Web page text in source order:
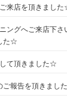
来店を頂きまし
ングへご来店下さ
た☆
て頂きました☆
ご報告を頂きまし